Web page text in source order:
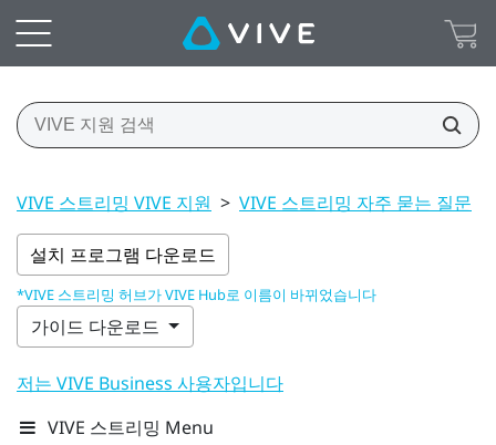
VIVE 스트리밍 VIVE 지원 > VIVE 스트리밍 자주 묻는 질문
설치 프로그램 다운로드
*VIVE 스트리밍 허브가 VIVE Hub로 이름이 바뀌었습니다
가이드 다운로드
저는 VIVE Business 사용자입니다
VIVE 스트리밍 Menu